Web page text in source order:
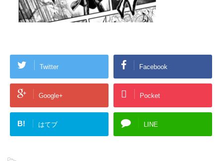
Twitter Facebook
Google+ Pocket
B! はてブ LINE